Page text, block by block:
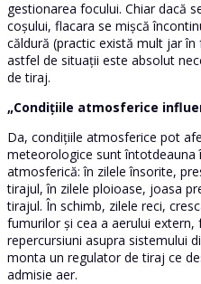
gestionarea focului. Chiar dacă
coșului, flacara se mișcă
căldură (practic există mult jar
astfel de situații este absolut
de tiraj.
„Condițiile atmosferice
Da, condițiile atmosferice pot
meteorologice sunt întotdeauna
atmosferică: în zilele însorite,
tirajul, în zilele ploioase, joasa
tirajul. În schimb, zilele reci,
fumurilor și cea a aerului
repercursiuni asupra sistemului
monta un regulator de tiraj ce
admisie aer.